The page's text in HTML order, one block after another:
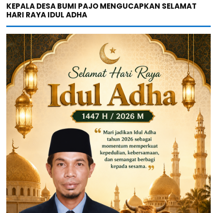
KEPALA DESA BUMI PAJO MENGUCAPKAN SELAMAT
HARI RAYA IDUL ADHA